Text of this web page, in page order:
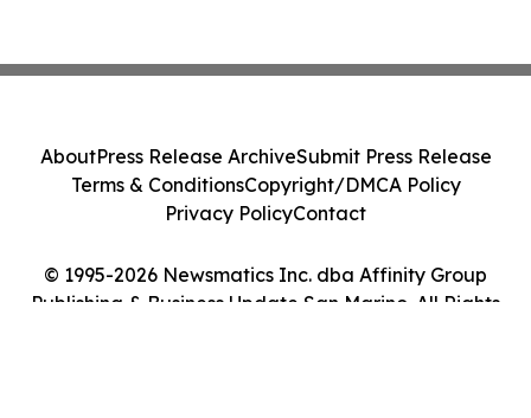
© 1995-2026 Newsmatics Inc. dba Affinity Group
Publishing & Business Update San Marino. All Rights
AboutPress Release ArchiveSubmit Press Release
Terms & ConditionsCopyright/DMCA Policy
Privacy PolicyContact